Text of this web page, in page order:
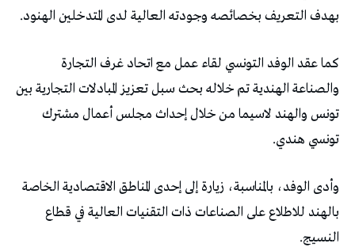
بهدف التعريف بخصائصه وجودته العالية لدى المتدخلين الهنود.
كما عقد الوفد التونسي لقاء عمل مع اتحاد غرف التجارة
والصناعة الهندية تم خلاله بحث سبل تعزيز المبادلات التجارية بين
تونس والهند لاسيما من خلال إحداث مجلس أعمال مشترك
تونسي هندي.
وأدى الوفد، بالمناسبة، زيارة إلى إحدى المناطق الاقتصادية الخاصة
بالهند للاطلاع على الصناعات ذات التقنيات العالية في قطاع
النسيج.